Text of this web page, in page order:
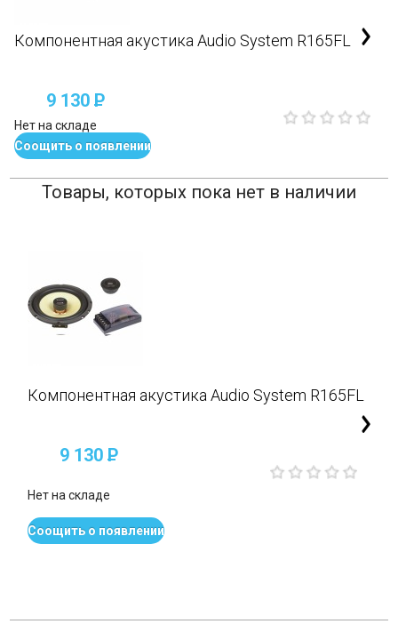
Компонентная акустика Audio System R165FL
9 130P
Нет на складе
Соощить о появлении
Товары, которых пока нет в наличии
Компонентная акустика Audio System R165FL
9 130P
Нет на складе
Соощить о появлении